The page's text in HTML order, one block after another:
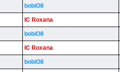
bobiO8
lC Roxana
bobiO8
lC Roxana
bobiO8